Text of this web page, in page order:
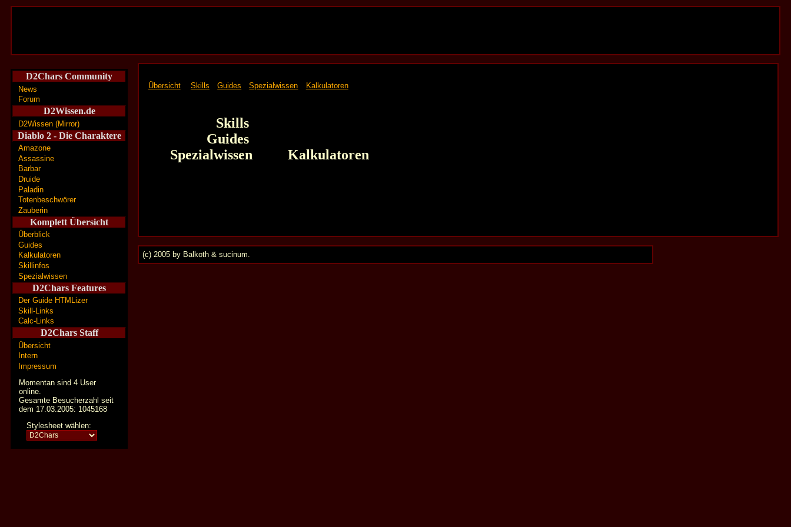
D2Chars Community
News
Forum
D2Wissen.de
D2Wissen (Mirror)
Diablo 2 - Die Charaktere
Amazone
Assassine
Barbar
Druide
Paladin
Totenbeschwörer
Zauberin
Komplett Übersicht
Überblick
Guides
Kalkulatoren
Skillinfos
Spezialwissen
D2Chars Features
Der Guide HTMLizer
Skill-Links
Calc-Links
D2Chars Staff
Übersicht
Intern
Impressum
Momentan sind 4 User
online.
Gesamte Besucherzahl seit
dem 17.03.2005: 1045168
Stylesheet wählen:
Übersicht Skills Guides Spezialwissen Kalkulatoren
Skills
Guides
Spezialwissen
Kalkulatoren
(c) 2005 by Balkoth & sucinum.